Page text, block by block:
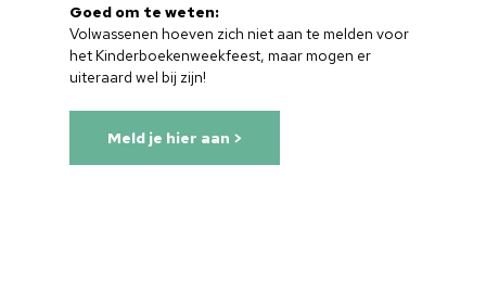
Goed om te weten:
Volwassenen hoeven zich niet aan te melden voor
het Kinderboekenweekfeest, maar mogen er
uiteraard wel bij zijn!
Meld je hier aan >